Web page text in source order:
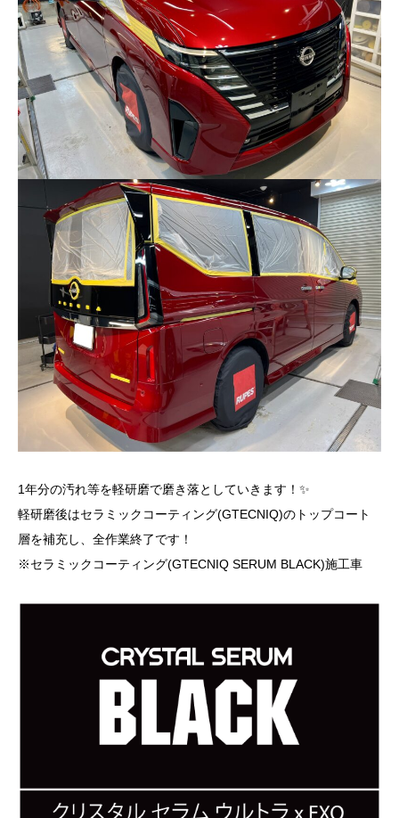
1年分の汚れ等を軽研磨で磨き落としていきます！✨
軽研磨後はセラミックコーティング(GTECNIQ)のトップコート
層を補充し、全作業終了です！
※セラミックコーティング(GTECNIQ SERUM BLACK)施工車